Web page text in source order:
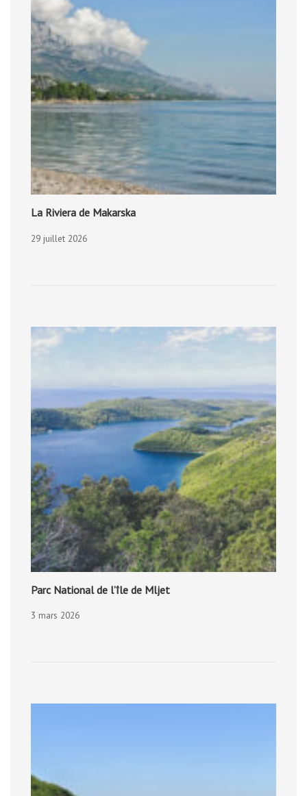
La Riviera de Makarska
29 juillet 2026
Parc National de l’île de Mljet
3 mars 2026